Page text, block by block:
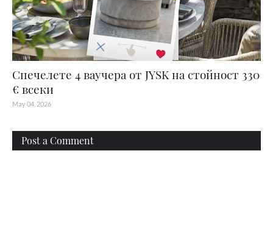
Спечелете 4 ваучера от JYSK на стойност 330
€ всеки
May 04, 2026
Post a Comment